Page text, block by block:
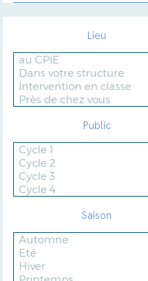
Lieu
Public
Saison